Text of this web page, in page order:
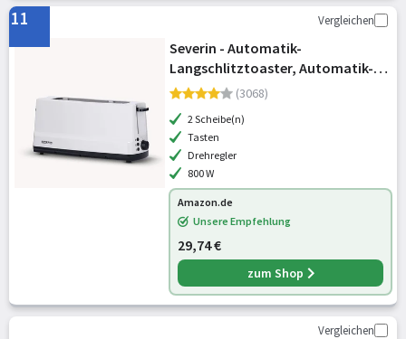
11 Vergleichen
Severin - Automatik-
Langschlitztoaster, Automatik-
Toaster mit Brötchenaufsatz,
Auftauen und Erwärmen, 800 W,
weiß / grau, AT 2232
(3068)
2 Scheibe(n)
Tasten
Drehregler
800 W
Amazon.de
Unsere Empfehlung
29,74 €
zum Shop
Vergleichen